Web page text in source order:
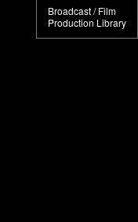
Broadcast / Film
Production Library